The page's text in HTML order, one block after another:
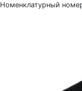
Номенклатурный